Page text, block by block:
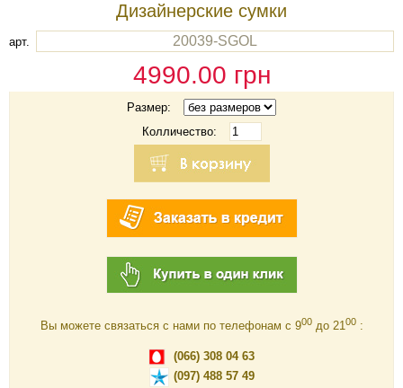
Дизайнерские сумки
арт. 20039-SGOL
4990.00 грн
Размер:
Колличество:
Вы можете связаться с нами по телефонам c 900до 2100:
(066) 308 04 63
(097) 488 57 49